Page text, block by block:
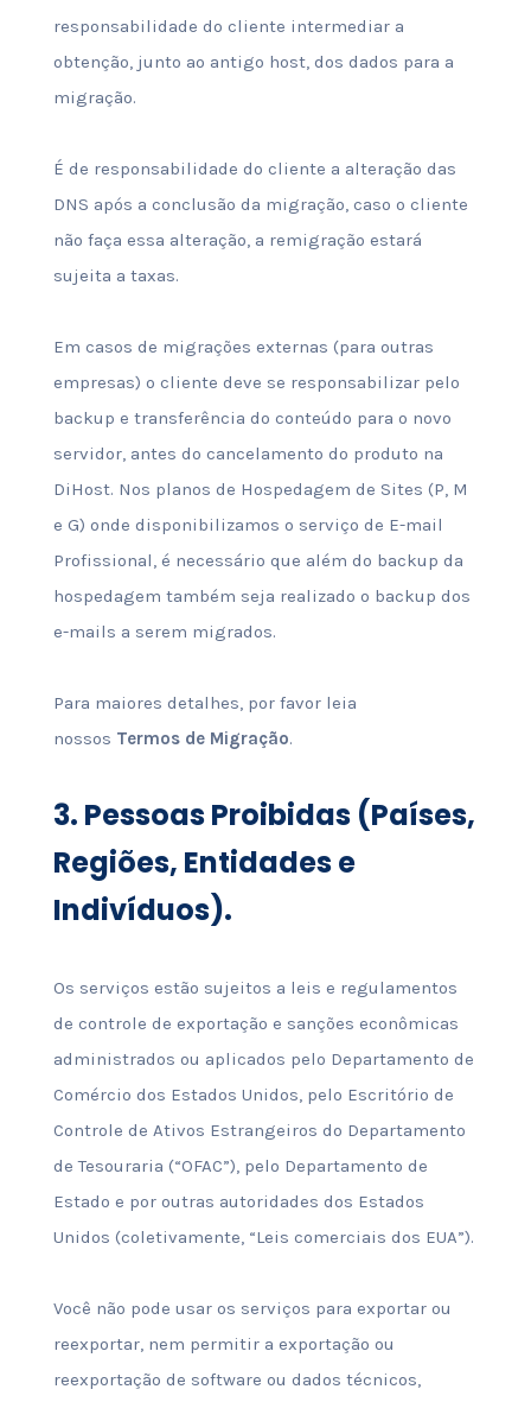
responsabilidade do cliente intermediar a
obtenção, junto ao antigo host, dos dados para a
migração.
É de responsabilidade do cliente a alteração das
DNS após a conclusão da migração, caso o cliente
não faça essa alteração, a remigração estará
sujeita a taxas.
Em casos de migrações externas (para outras
empresas) o cliente deve se responsabilizar pelo
backup e transferência do conteúdo para o novo
servidor, antes do cancelamento do produto na
DiHost. Nos planos de Hospedagem de Sites (P, M
e G) onde disponibilizamos o serviço de E-mail
Profissional, é necessário que além do backup da
hospedagem também seja realizado o backup dos
e-mails a serem migrados.
Para maiores detalhes, por favor leia
nossos Termos de Migração.
3. Pessoas Proibidas (Países,
Regiões, Entidades e
Indivíduos).
Os serviços estão sujeitos a leis e regulamentos
de controle de exportação e sanções econômicas
administrados ou aplicados pelo Departamento de
Comércio dos Estados Unidos, pelo Escritório de
Controle de Ativos Estrangeiros do Departamento
de Tesouraria (“OFAC”), pelo Departamento de
Estado e por outras autoridades dos Estados
Unidos (coletivamente, “Leis comerciais dos EUA”).
Você não pode usar os serviços para exportar ou
reexportar, nem permitir a exportação ou
reexportação de software ou dados técnicos,